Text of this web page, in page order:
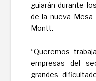
guiarán durante
de la nueva Mesa
Montt.
“Queremos
empresas del
grandes